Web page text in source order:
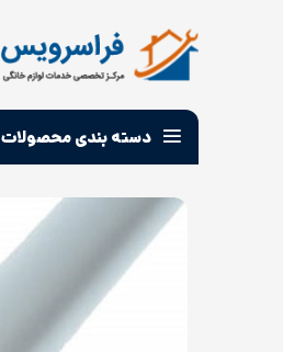
دسته بندی محصولات